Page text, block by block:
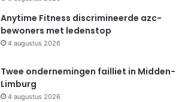
Anytime Fitness discrimineerde azc-
bewoners met ledenstop
4 augustus 2026
Twee ondernemingen failliet in Midden-
Limburg
4 augustus 2026